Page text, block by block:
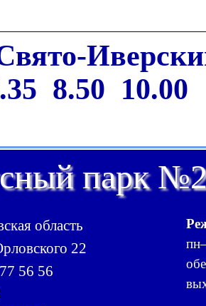
10.00
парк
область
22
56 56